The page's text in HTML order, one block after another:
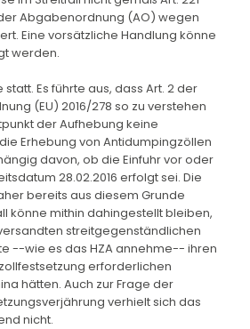
der Abgabenordnung (AO) wegen
Eine vorsätzliche Handlung könne
werden.
Es führte aus, dass Art. 2 der
(EU) 2016/278 so zu verstehen
der Aufhebung keine
Erhebung von Antidumpingzöllen
davon, ob die Einfuhr vor oder
28.02.2016 erfolgt sei. Die
bereits aus diesem Grunde
könne mithin dahingestellt bleiben,
streitgegenständlichen
--wie es das HZA annehme-- ihren
erforderlichen
hätten. Auch zur Frage der
verhielt sich das
nicht.